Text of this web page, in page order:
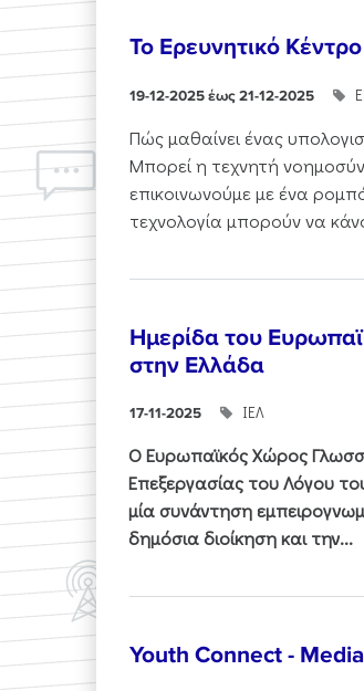
Το Ερευνητικό
19-12-2025 έως 21-12-2025
Πώς μαθαίνει ένας
Μπορεί η τεχνητή
επικοινωνούμε με ένα
τεχνολογία μπορούν να
Ημερίδα του
στην Ελλάδα
17-11-2025 ΙΕΛ
Ο Ευρωπαϊκός Χώρος
Επεξεργασίας του Λόγου
μία συνάντηση
δημόσια διοίκηση και την...
Youth Connect -